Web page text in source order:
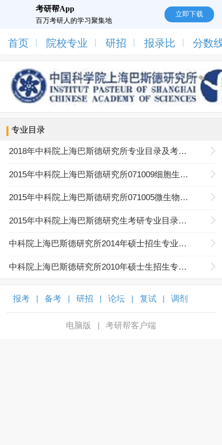
考研帮App
百万考研人的学习聚集地
立即下载
首页 院校专业 研招 报录比 分数
专业目录
2018年中科院上海巴斯德研究所专业目录及考试科目
2015年中科院上海巴斯德研究所071009细胞生物学专业目录及考试科目
2015年中科院上海巴斯德研究所071005微生物学考研专业目录及考试科目
2015年中科院上海巴斯德研究生考研专业目录及考试科目
中科院上海巴斯德研究所2014年硕士招生专业目录
中科院上海巴斯德研究所2010年硕士生招生专业目录
报考 备考 研招 论坛 复试 调剂
电脑版 考研帮客户端